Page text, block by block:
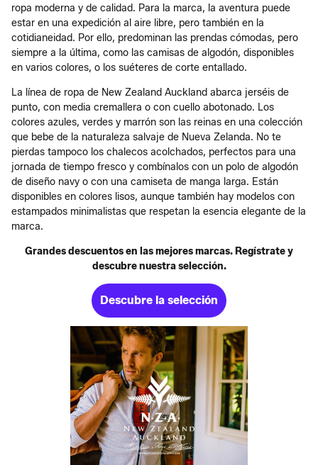
ropa moderna y de calidad. Para la marca, la aventura puede
estar en una expedición al aire libre, pero también en la
cotidianeidad. Por ello, predominan las prendas cómodas, pero
siempre a la última, como las camisas de algodón, disponibles
en varios colores, o los suéteres de corte entallado.
La línea de ropa de New Zealand Auckland abarca jerséis de
punto, con media cremallera o con cuello abotonado. Los
colores azules, verdes y marrón son las reinas en una colección
que bebe de la naturaleza salvaje de Nueva Zelanda. No te
pierdas tampoco los chalecos acolchados, perfectos para una
jornada de tiempo fresco y combínalos con un polo de algodón
de diseño navy o con una camiseta de manga larga. Están
disponibles en colores lisos, aunque también hay modelos con
estampados minimalistas que respetan la esencia elegante de la
marca.
Grandes descuentos en las mejores marcas. Regístrate y
descubre nuestra selección.
Descubre la selección